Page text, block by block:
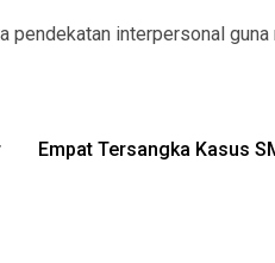
interpersonal
Empat Tersangka Kasus